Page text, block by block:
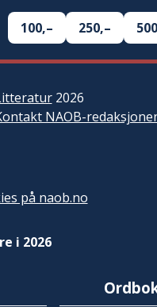
100,– 250,–
2026
NAOB-
på naob.no
i 2026